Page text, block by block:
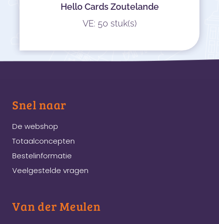
Hello Cards Zoutelande
VE: 50 stuk(s)
Snel naar
De webshop
Totaalconcepten
Bestelinformatie
Veelgestelde vragen
Van der Meulen